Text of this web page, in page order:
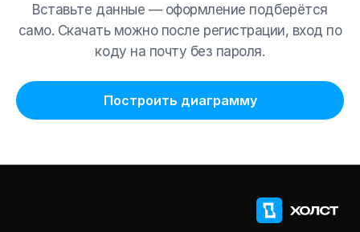
Вставьте данные — оформление подберётся
само. Скачать можно после регистрации, вход по
коду на почту без пароля.
Построить диаграмму